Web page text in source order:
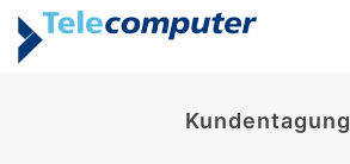
Kundentagung